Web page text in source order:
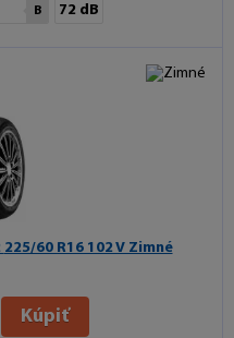
B 72 dB
225/60 R16 102 V Zimné
Kúpiť